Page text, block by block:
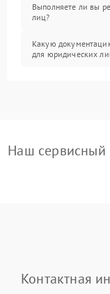
Выполняете ли вы
лиц?
Какую
для юридических
Наш сервисный
Контактная